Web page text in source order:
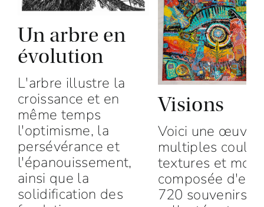
Un arbre en
évolution
L'arbre illustre la
croissance et en
même temps
l'optimisme, la
persévérance et
l'épanouissement,
ainsi que la
solidification des
Visions
Voici une œuvre
multiples
textures et
composée
720 souvenirs